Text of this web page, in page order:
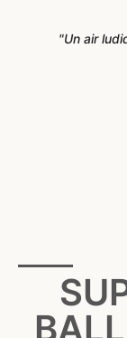
"Un air